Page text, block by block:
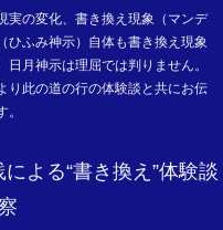
実の変化、書き換え現象（マンデ
ひふみ神示）自体も書き換え現象
月神示は理屈では判りません。
り此の道の行の体験談と共にお伝
。
よる“書き換え”体験談